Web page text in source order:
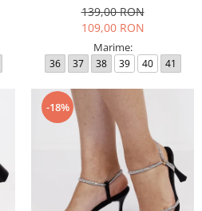
139,00 RON
109,00 RON
Marime:
36 37 38 39 40 41
-18%